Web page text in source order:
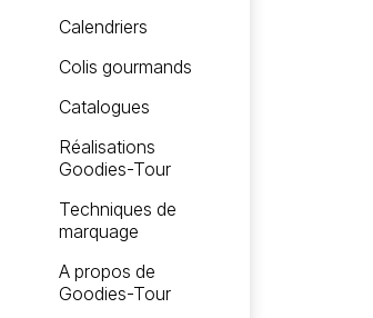
Calendriers
Colis gourmands
Catalogues
Réalisations
Goodies-Tour
Techniques de
marquage
A propos de
Goodies-Tour